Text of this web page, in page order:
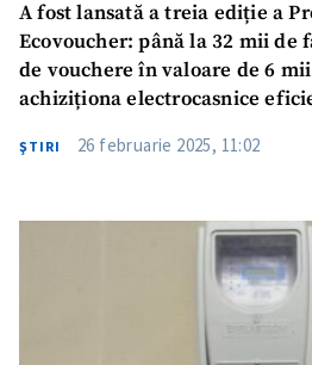
A fost lansată a treia ediție a
Ecovoucher: până la 32 mii
de vouchere în valoare de 6
achiziționa electrocasnice
ŞTIRI 26 februarie 2025, 11:02